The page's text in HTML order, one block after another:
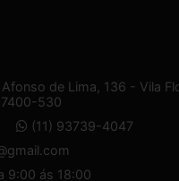
de Lima, 136 - Vila
530
(11) 93739-4047
9:00 ás 18:00